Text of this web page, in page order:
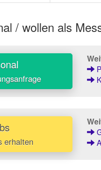
/ wollen als
erhalten